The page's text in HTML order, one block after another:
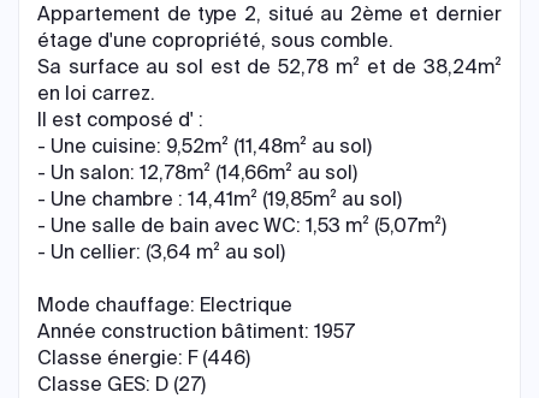
Appartement de type 2, situé au 2ème et dernier
étage d'une copropriété, sous comble.
Sa surface au sol est de 52,78 m² et de 38,24m²
en loi carrez.
Il est composé d' :
- Une cuisine: 9,52m² (11,48m² au sol)
- Un salon: 12,78m² (14,66m² au sol)
- Une chambre : 14,41m² (19,85m² au sol)
- Une salle de bain avec WC: 1,53 m² (5,07m²)
- Un cellier: (3,64 m² au sol)
Mode chauffage: Electrique
Année construction bâtiment: 1957
Classe énergie: F (446)
Classe GES: D (27)